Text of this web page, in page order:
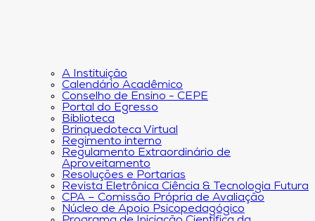
A Instituição
Calendário Acadêmico
Conselho de Ensino - CEPE
Portal do Egresso
Biblioteca
Brinquedoteca Virtual
Regimento interno
Regulamento Extraordinário de
Aproveitamento
Resoluções e Portarias
Revista Eletrônica Ciência & Tecnologia Futura
CPA – Comissão Própria de Avaliação
Núcleo de Apoio Psicopedagógico